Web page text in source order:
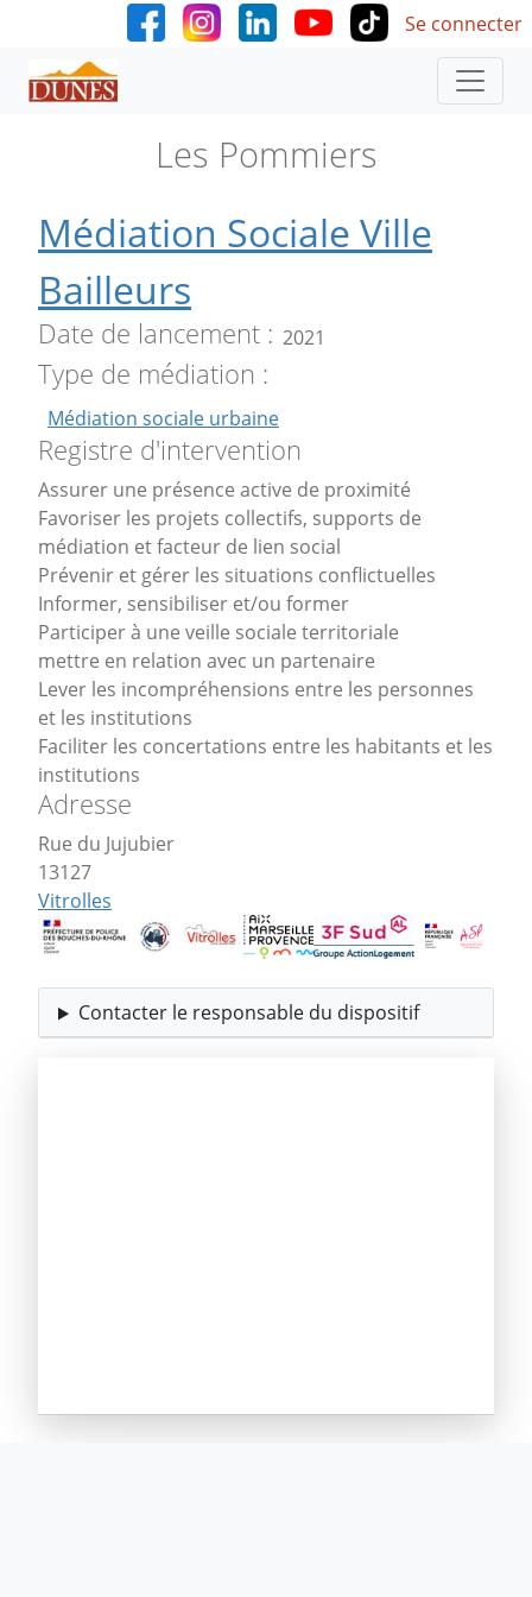
Aller au contenu principal User
Se connecter
Les Pommiers
Médiation Sociale Ville
Bailleurs
Date de lancement 2021
Type de médiation
Médiation sociale urbaine
Registre d'intervention
Assurer une présence active de proximité
Favoriser les projets collectifs, supports de
médiation et facteur de lien social
Prévenir et gérer les situations conflictuelles
Informer, sensibiliser et/ou former
Participer à une veille sociale territoriale
mettre en relation avec un partenaire
Lever les incompréhensions entre les personnes
et les institutions
Faciliter les concertations entre les habitants et les
institutions
Adresse
Rue du Jujubier
13127
Vitrolles
Contacter le responsable du dispositif